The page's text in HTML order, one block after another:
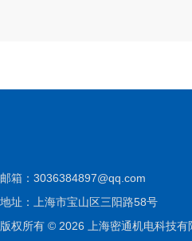
邮箱： 3036384897@qq.com
地址：上海市宝山区三阳路58号
版权所有 © 2026 上海密通机电科技